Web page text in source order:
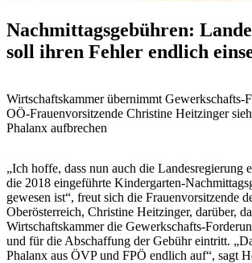
Nachmittagsgebühren:
soll ihren Fehler endlich
Wirtschaftskammer übernimmt Gewerkschafts-
OÖ-Frauenvorsitzende Christine Heitzinger
Phalanx aufbrechen
„Ich hoffe, dass nun auch die Landesregierung
die 2018 eingeführte Kindergarten-
gewesen ist“, freut sich die Frauenvorsitzende
Oberösterreich, Christine Heitzinger, darüber,
Wirtschaftskammer die Gewerkschafts-
und für die Abschaffung der Gebühr eintritt.
Phalanx aus ÖVP und FPÖ endlich auf“, sagt